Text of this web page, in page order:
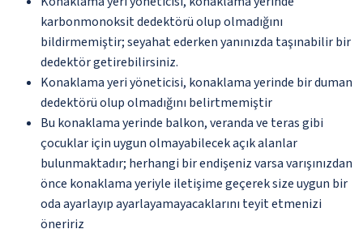
karbonmonoksit dedektörü olup olmadığını
bildirmemiştir; seyahat ederken yanınızda taşınabilir bir
dedektör getirebilirsiniz.
Konaklama yeri yöneticisi, konaklama yerinde bir duman
dedektörü olup olmadığını belirtmemiştir
Bu konaklama yerinde balkon, veranda ve teras gibi
çocuklar için uygun olmayabilecek açık alanlar
bulunmaktadır; herhangi bir endişeniz varsa varışınızdan
önce konaklama yeriyle iletişime geçerek size uygun bir
oda ayarlayıp ayarlayamayacaklarını teyit etmenizi
öneririz